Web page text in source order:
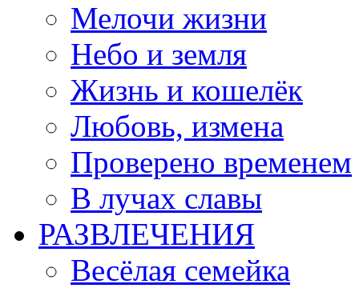
Мелочи жизни
Небо и земля
Жизнь и кошелёк
Любовь, измена
Проверено временем
В лучах славы
РАЗВЛЕЧЕНИЯ
Весёлая семейка